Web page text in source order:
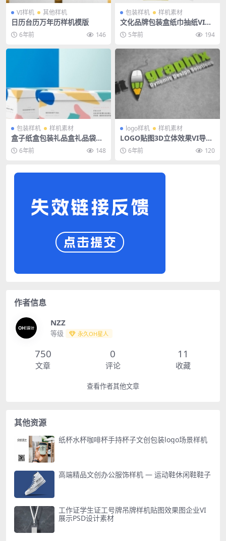
VI样机 其他样机
日历台历万年历样机模版
6年前 146
包装样机 样机素材
文化品牌包装盒纸巾抽纸VI贴
图样机效果图PS素材
5年前 194
包装样机 样机素材
盒子纸盒包装礼品盒礼品袋纸
袋样机
6年前 148
logo样机 样机素材
LOGO贴图3D立体效果VI导视
智能贴图PS样机素材
6年前 120
作者信息
NZZ
等级 永久OH星人
750
文章
0
评论
11
收藏
查看作者其他文章
其他资源
纸杯水杯咖啡杯手持杯子文创包装logo场景样机
高端精品文创办公服饰样机 — 运动鞋休闲鞋鞋子
工作证学生证工号牌吊牌样机贴图效果图企业VI
展示PSD设计素材